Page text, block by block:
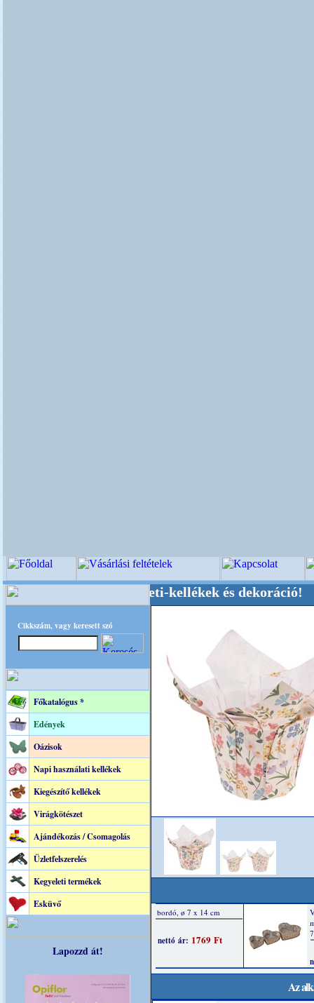
Cikkszám, vagy keresett szó
Főkatalógus *
Edények
Oázisok
Napi használati kellékek
Kiegészítő kellékek
Virágkötészet
Ajándékozás / Csomagolás
Üzletfelszerelés
Kegyeleti termékek
Esküvő
Lapozzd át!
, Kegyeleti-kellékek és dekoráció!
Az